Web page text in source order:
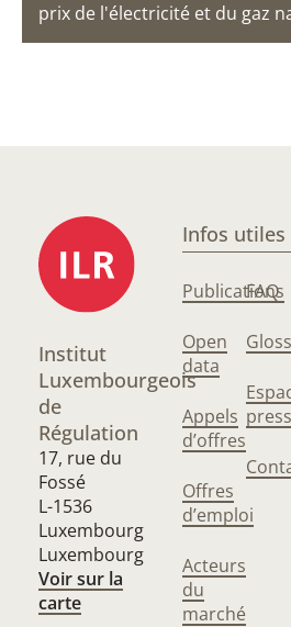
prix de l'électricité et du gaz
Institut
Luxembourgeois
de
Régulation
17, rue du
Fossé
L-1536
Luxembourg
Luxembourg
Voir sur la
carte
Infos utiles
Publications
Open
data
Appels
d’offres
Offres
d’emploi
Acteurs
du
marché
FAQ